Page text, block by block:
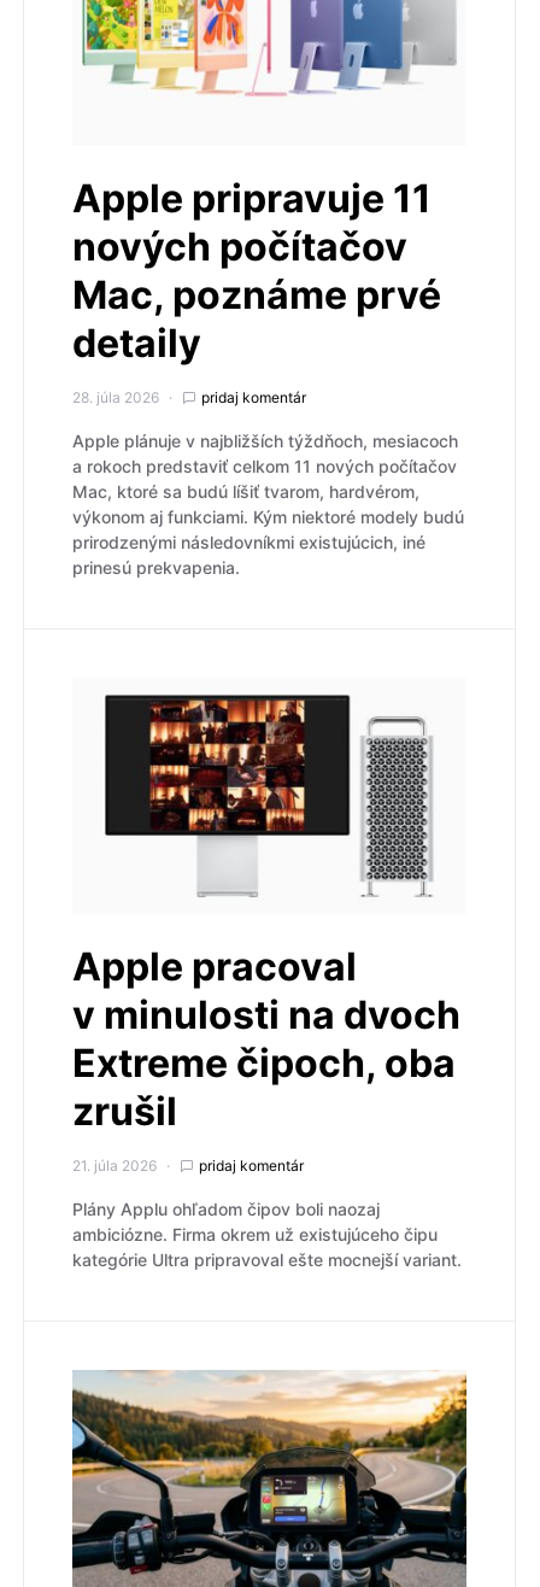
Apple pripravuje 11
nových počítačov
Mac, poznáme prvé
detaily
28. júla 2026 pridaj komentár
Apple plánuje v najbližších týždňoch, mesiacoch
a rokoch predstaviť celkom 11 nových počítačov
Mac, ktoré sa budú líšiť tvarom, hardvérom,
výkonom aj funkciami. Kým niektoré modely budú
prirodzenými následovníkmi existujúcich, iné
prinesú prekvapenia.
Apple pracoval
v minulosti na dvoch
Extreme čipoch, oba
zrušil
21. júla 2026 pridaj komentár
Plány Applu ohľadom čipov boli naozaj
ambiciózne. Firma okrem už existujúceho čipu
kategórie Ultra pripravoval ešte mocnejší variant.